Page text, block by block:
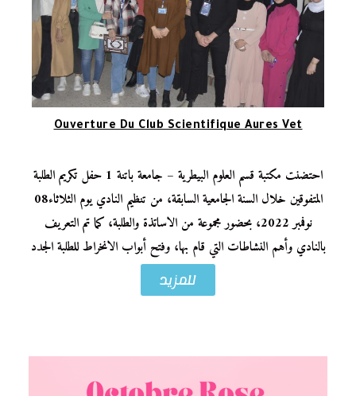
Ouverture Du Club Scientifique Aures Vet
احتضنت مكتبة قسم العلوم البيطرية – جامعة باتنة 1 حفل تكريم الطلبة
المتفوقين خلال السنة الجامعية السابقة، من تنظيم النادي يوم الثلاثاء08
نوفمبر 2022، بحضور مجموعة من الاساتذة والطلبة، كما تم التعريف
بالنادي وأهم النشاطات التي قام بها، وفتح أبواب الانخراط للطلبة الجدد
للمزيد